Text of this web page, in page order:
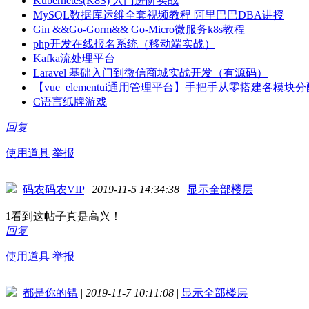
MySQL数据库运维全套视频教程 阿里巴巴DBA讲授
Gin &&Go-Gorm&& Go-Micro微服务k8s教程
php开发在线报名系统（移动端实战）
Kafka流处理平台
Laravel 基础入门到微信商城实战开发（有源码）
【vue_elementui通用管理平台】手把手从零搭建各模块分
C语言纸牌游戏
回复
使用道具 举报
码农码农VIP | 2019-11-5 14:34:38 | 显示全部楼层
1看到这帖子真是高兴！
回复
使用道具 举报
都是你的错 | 2019-11-7 10:11:08 | 显示全部楼层